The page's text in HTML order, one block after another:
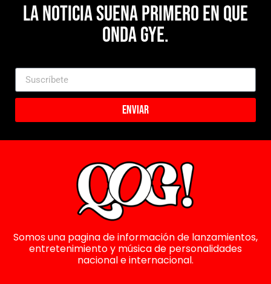
La noticia suena primero en Que
Onda Gye.
Enviar
Somos una pagina de información de lanzamientos,
entretenimiento y música de personalidades
nacional e internacional.